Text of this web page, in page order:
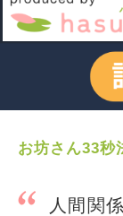
お坊さん33秒
人間関